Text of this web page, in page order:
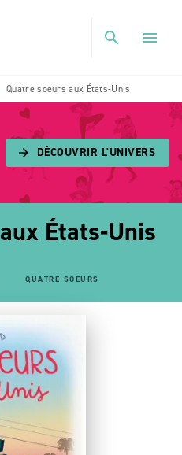
search menu
Quatre soeurs aux États-Unis
arrow_forward DÉCOUVRIR L'UNIVERS
États-Unis
QUATRE SOEURS